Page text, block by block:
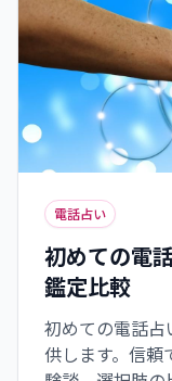
電話占い
初めての電
鑑定比較
初めての電話
供します。信